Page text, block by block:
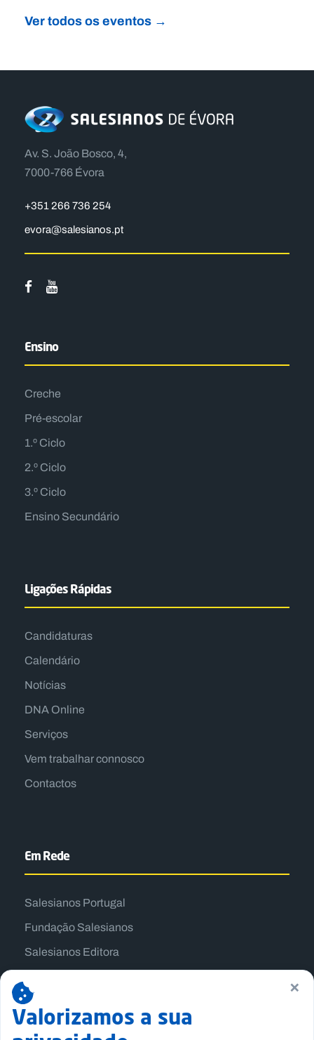
Ver todos os eventos →
Av. S. João Bosco, 4,
7000-766 Évora
+351 266 736 254
evora@salesianos.pt
Ensino
Creche
Pré-escolar
1.º Ciclo
2.º Ciclo
3.º Ciclo
Ensino Secundário
Ligações Rápidas
Candidaturas
Calendário
Notícias
DNA Online
Serviços
Vem trabalhar connosco
Contactos
Em Rede
Salesianos Portugal
Fundação Salesianos
Salesianos Editora
Missão Dom Bosco
Jogos Nacionais Salesianos
×
Valorizamos a sua